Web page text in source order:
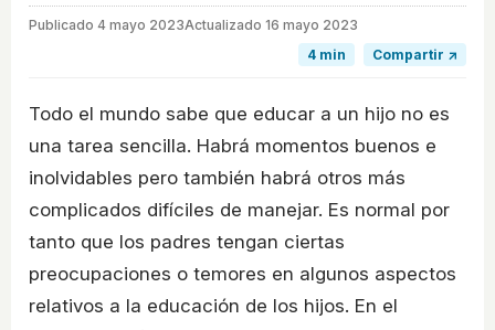
Publicado 4 mayo 2023Actualizado 16 mayo 2023
4 min
Compartir ↗
Todo el mundo sabe que educar a un hijo no es
una tarea sencilla. Habrá momentos buenos e
inolvidables pero también habrá otros más
complicados difíciles de manejar. Es normal por
tanto que los padres tengan ciertas
preocupaciones o temores en algunos aspectos
relativos a la educación de los hijos. En el